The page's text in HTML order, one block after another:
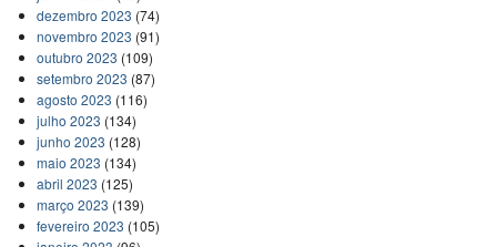
dezembro 2023 (74)
novembro 2023 (91)
outubro 2023 (109)
setembro 2023 (87)
agosto 2023 (116)
julho 2023 (134)
junho 2023 (128)
maio 2023 (134)
abril 2023 (125)
março 2023 (139)
fevereiro 2023 (105)